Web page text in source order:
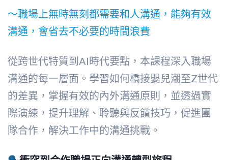
～職場上無時無刻都需要和人溝通，能夠有效
溝通，會省去不必要的時間浪費
從跨世代特質到AI時代要點，本課程深入職場
溝通的每一層面。學習如何橋接嬰兒潮至Z世代
的差異，掌握有效的內外溝通原則，並透過實
際演練，提升理解、聆聽與反饋技巧，促進團
隊合作，解決工作中的溝通挑戰。